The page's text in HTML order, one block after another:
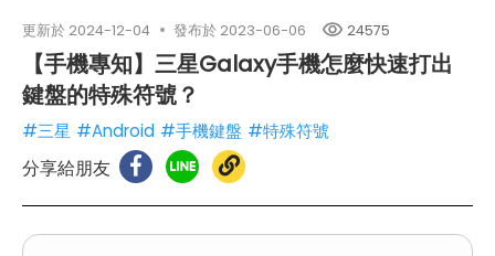
更新於 2024-12-04 發布於 2023-06-06 24575
【手機專知】三星Galaxy手機怎麼快速打出
鍵盤的特殊符號？
#三星 #Android #手機鍵盤 #特殊符號
分享給朋友